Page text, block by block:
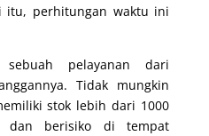
itu, perhitungan waktu ini
pelayanan dari
Tidak mungkin
stok lebih dari 1000
dan berisiko di tempat